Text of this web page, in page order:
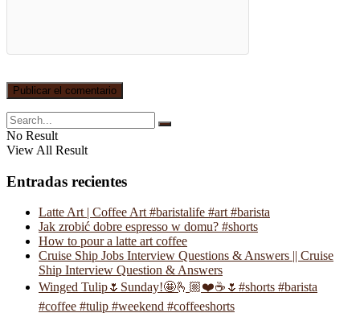
No Result
View All Result
Entradas recientes
Latte Art | Coffee Art #baristalife #art #barista
Jak zrobić dobre espresso w domu? #shorts
How to pour a latte art coffee
Cruise Ship Jobs Interview Questions & Answers || Cruise
Ship Interview Question & Answers
Winged Tulip🌷Sunday!🤩🫰🏼❤️☕️🌷#shorts #barista
#coffee #tulip #weekend #coffeeshorts